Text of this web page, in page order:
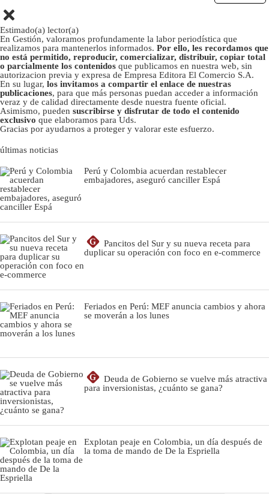
Estimado(a) lector(a)
En Gestión, valoramos profundamente la labor periodística que
realizamos para mantenerlos informados. Por ello, les recordamos que
no está permitido, reproducir, comercializar, distribuir, copiar total
o parcialmente los contenidos que publicamos en nuestra web, sin
autorizacion previa y expresa de Empresa Editora El Comercio S.A.
En su lugar, los invitamos a compartir el enlace de nuestras
publicaciones, para que más personas puedan acceder a información
veraz y de calidad directamente desde nuestra fuente oficial.
Asimismo, pueden suscribirse y disfrutar de todo el contenido
exclusivo que elaboramos para Uds.
Gracias por ayudarnos a proteger y valorar este esfuerzo.
últimas noticias
Perú y Colombia acuerdan restablecer
embajadores, aseguró canciller Espá
G
Pancitos del Sur y su nueva receta para
duplicar su operación con foco en e-commerce
Feriados en Perú: MEF anuncia cambios y ahora
se moverán a los lunes
G
Deuda de Gobierno se vuelve más atractiva
para inversionistas, ¿cuánto se gana?
Explotan peaje en Colombia, un día después de
la toma de mando de De la Espriella